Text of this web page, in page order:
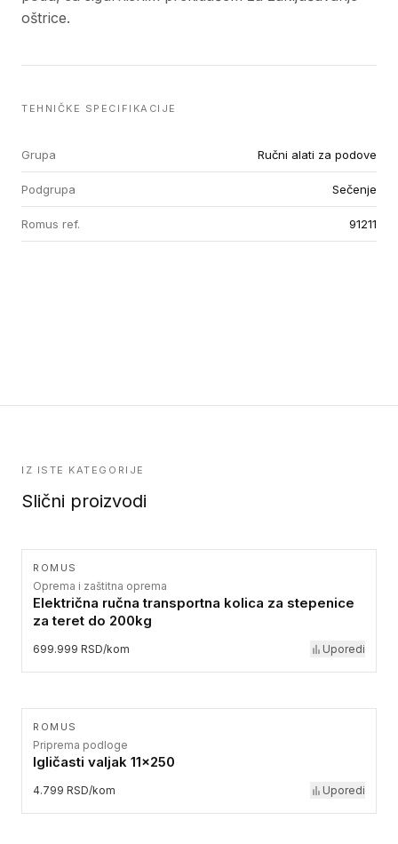
oštrice.
TEHNIČKE SPECIFIKACIJE
Grupa Ručni alati za podove
Podgrupa Sečenje
Romus ref. 91211
IZ ISTE KATEGORIJE
Slični proizvodi
ROMUS
Oprema i zaštitna oprema
Električna ručna transportna kolica za stepenice
za teret do 200kg
699.999 RSD/kom Uporedi
ROMUS
Priprema podloge
Igličasti valjak 11x250
4.799 RSD/kom Uporedi